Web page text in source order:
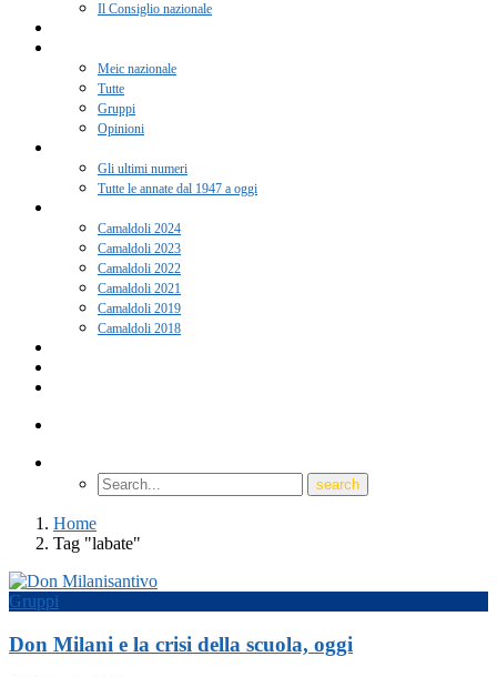
Il Consiglio nazionale
Meic nazionale
Tutte
Gruppi
Opinioni
Gli ultimi numeri
Tutte le annate dal 1947 a oggi
Camaldoli 2024
Camaldoli 2023
Camaldoli 2022
Camaldoli 2021
Camaldoli 2019
Camaldoli 2018
Home
Tag "labate"
Gruppi
Don Milani e la crisi della scuola, oggi